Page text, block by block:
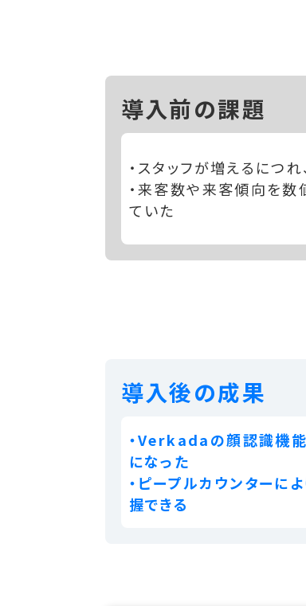
導入前の課題
・スタッフが増えるにつ
・来客数や来客傾向を
ていた
導入後の成果
・Verkadaの顔認識機能
になった
・ピープルカウンターに
握できる